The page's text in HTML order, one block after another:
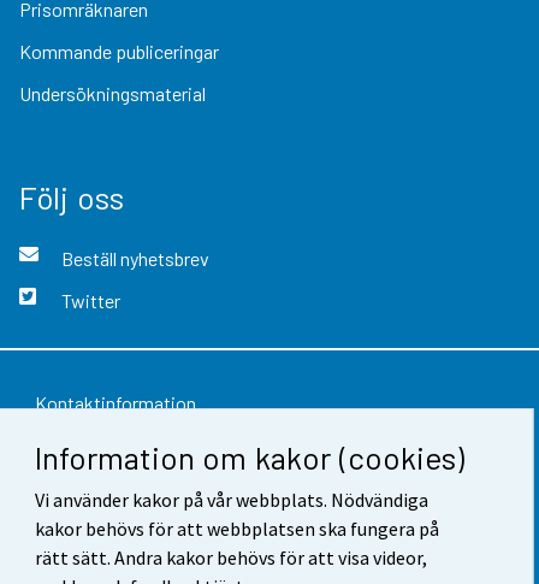
Information om kakor (cookies)
Vi använder kakor på vår webbplats. Nödvändiga
kakor behövs för att webbplatsen ska fungera på
rätt sätt. Andra kakor behövs för att visa videor,
Prisomräknaren
Kommande publiceringar
Undersökningsmaterial
Följ oss
Beställ nyhetsbrev
Twitter
Kontaktinformation
Respons
Användarvillkor
Dataskydd